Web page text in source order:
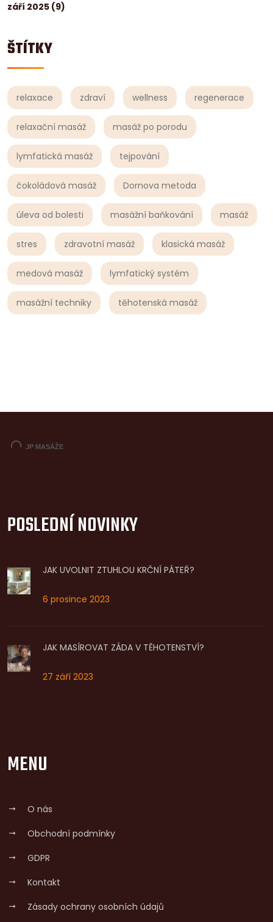
září 2025 (9)
ŠTÍTKY
relaxace zdraví wellness regenerace
relaxační masáž masáž po porodu
lymfatická masáž tejpování
čokoládová masáž Dornova metoda
úleva od bolesti masážní baňkování masáž
stres zdravotní masáž klasická masáž
medová masáž lymfatický systém
masážní techniky těhotenská masáž
POSLEDNÍ NOVINKY
JAK UVOLNIT ZTUHLOU KRČNÍ PÁTEŘ?
6 prosince 2023
JAK MASÍROVAT ZÁDA V TĚHOTENSTVÍ?
27 září 2023
MENU
O nás
Obchodní podmínky
GDPR
Kontakt
Zásady ochrany osobních údajů